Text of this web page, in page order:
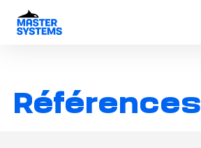
Références